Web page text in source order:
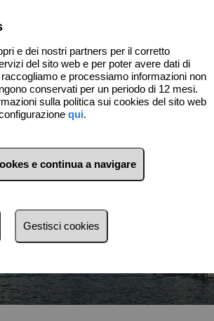
e dei nostri partners per il corretto
del sito web e per poter avere dati di
e processiamo informazioni non
conservati per un periodo di 12 mesi.
sulla politica sui cookies del sito web
qui.
e continua a navigare
Gestisci cookies